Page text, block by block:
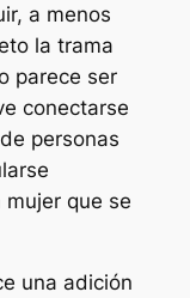
a menos
la trama
parece ser
conectarse
personas
que se
una adición